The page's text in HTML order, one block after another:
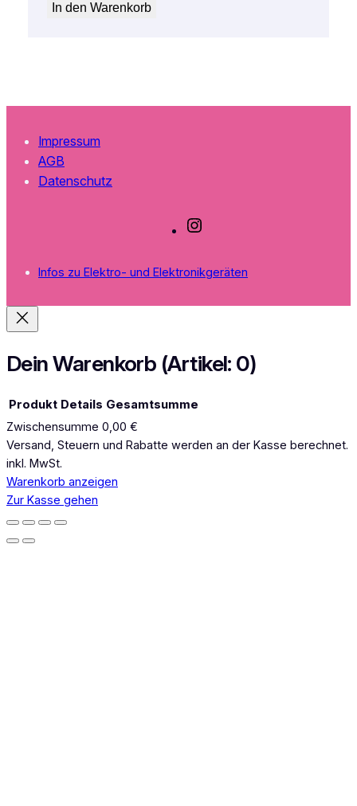
In den Warenkorb
Impressum
AGB
Datenschutz
t
m
Infos zu Elektro- und Elektronikgeräten
Dein Warenkorb (Artikel: 0)
Produkte
im
Warenkorb
Produkt Details Gesamtsumme
Zwischensumme 0,00 €
Versand, Steuern und Rabatte werden an der Kasse berechnet.
inkl. MwSt.
Warenkorb anzeigen
Zur Kasse gehen